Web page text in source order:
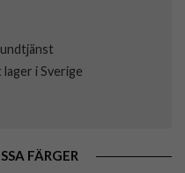
i Sverige
FÄRGER